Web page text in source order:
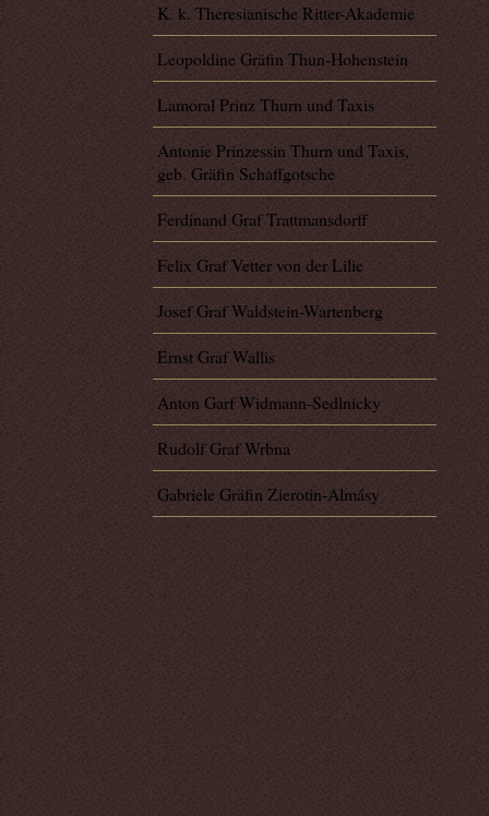
K. k. Theresianische Ritter-Akademie
Leopoldine Gräfin Thun-Hohenstein
Lamoral Prinz Thurn und Taxis
Antonie Prinzessin Thurn und Taxis,
geb. Gräfin Schaffgotsche
Ferdinand Graf Trattmansdorff
Felix Graf Vetter von der Lilie
Josef Graf Waldstein-Wartenberg
Ernst Graf Wallis
Anton Garf Widmann-Sedlnicky
Rudolf Graf Wrbna
Gabriele Gräfin Zierotin-Almásy